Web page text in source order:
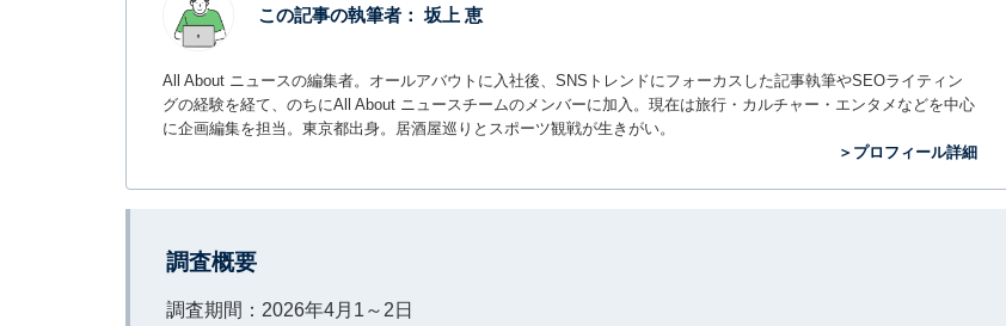
この記事の執筆者： 坂上 恵
All About ニュースの編集者。オールアバウトに入社後、SNSトレンドにフォーカスした記事執筆やSEOライティン
グの経験を経て、のちにAll About ニュースチームのメンバーに加入。現在は旅行・カルチャー・エンタメなどを中心
に企画編集を担当。東京都出身。居酒屋巡りとスポーツ観戦が生きがい。
＞プロフィール詳細
調査概要
調査期間：2026年4月1～2日